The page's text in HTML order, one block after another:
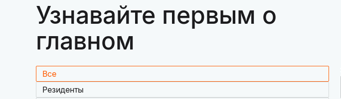
Узнавайте первым о
главном
Все
Резиденты